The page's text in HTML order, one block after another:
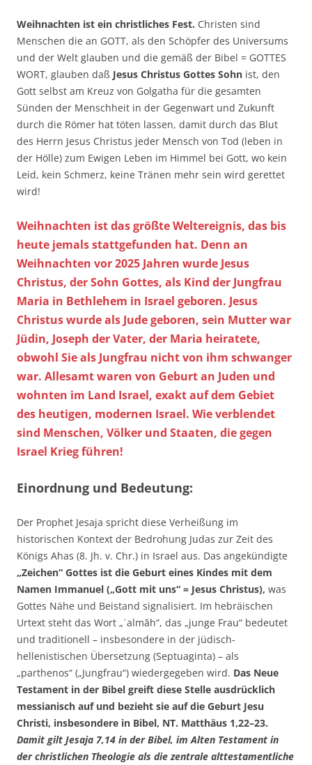
Weihnachten ist ein christliches Fest. Christen sind
Menschen die an GOTT, als den Schöpfer des Universums
und der Welt glauben und die gemäß der Bibel = GOTTES
WORT, glauben daß Jesus Christus Gottes Sohn ist, den
Gott selbst am Kreuz von Golgatha für die gesamten
Sünden der Menschheit in der Gegenwart und Zukunft
durch die Römer hat töten lassen, damit durch das Blut
des Herrn Jesus Christus jeder Mensch von Tod (leben in
der Hölle) zum Ewigen Leben im Himmel bei Gott, wo kein
Leid, kein Schmerz, keine Tränen mehr sein wird gerettet
wird!
Weihnachten ist das größte Weltereignis, das bis
heute jemals stattgefunden hat. Denn an
Weihnachten vor 2025 Jahren wurde Jesus
Christus, der Sohn Gottes, als Kind der Jungfrau
Maria in Bethlehem in Israel geboren. Jesus
Christus wurde als Jude geboren, sein Mutter war
Jüdin, Joseph der Vater, der Maria heiratete,
obwohl Sie als Jungfrau nicht von ihm schwanger
war. Allesamt waren von Geburt an Juden und
wohnten im Land Israel, exakt auf dem Gebiet
des heutigen, modernen Israel. Wie verblendet
sind Menschen, Völker und Staaten, die gegen
Israel Krieg führen!
Einordnung und Bedeutung:
Der Prophet Jesaja spricht diese Verheißung im
historischen Kontext der Bedrohung Judas zur Zeit des
Königs Ahas (8. Jh. v. Chr.) in Israel aus. Das angekündigte
„Zeichen“ Gottes ist die Geburt eines Kindes mit dem
Namen Immanuel („Gott mit uns“ = Jesus Christus), was
Gottes Nähe und Beistand signalisiert. Im hebräischen
Urtext steht das Wort „ʿalmāh“, das „junge Frau“ bedeutet
und traditionell – insbesondere in der jüdisch-
hellenistischen Übersetzung (Septuaginta) – als
„parthenos“ („Jungfrau“) wiedergegeben wird. Das Neue
Testament in der Bibel greift diese Stelle ausdrücklich
messianisch auf und bezieht sie auf die Geburt Jesu
Christi, insbesondere in Bibel, NT. Matthäus 1,22–23.
Damit gilt Jesaja 7,14 in der Bibel, im Alten Testament in
der christlichen Theologie als die zentrale alttestamentliche